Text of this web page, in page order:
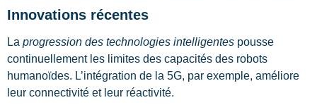
Innovations récentes
La progression des technologies intelligentes pousse
continuellement les limites des capacités des robots
humanoïdes. L’intégration de la 5G, par exemple, améliore
leur connectivité et leur réactivité.